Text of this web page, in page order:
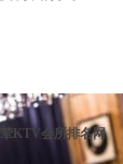
荤KTV会所排名网